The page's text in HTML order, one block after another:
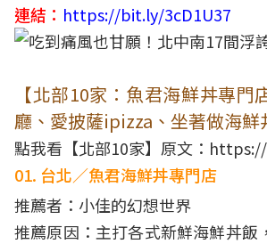
連結： https://bit.ly/3cD1U37
【北部10家：魚君海鮮丼專
廳、愛披薩ipizza、坐著做海鮮
點我看【北部10家】原文：
01. 台北／魚君海鮮丼專門店
推薦者： 小佳的幻想世界
推薦原因：主打各式新鮮海鮮丼